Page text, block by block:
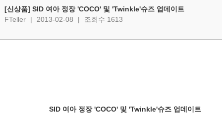
[신상품] SID 여아 정장 'COCO' 및 'Twinkle'슈즈 업데이트
FTeller
| 2013-02-08 | 조회수 1613
SID 여아 정장 'COCO' 및 'Twinkle'슈즈 업데이트